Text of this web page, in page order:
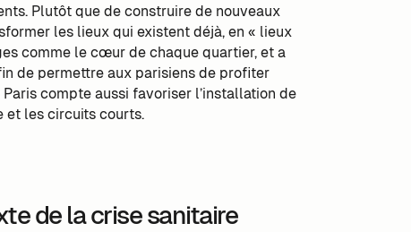
Plutôt que de construire de nouveaux
les lieux qui existent déjà, en « lieux
comme le cœur de chaque quartier, et a
de permettre aux parisiens de profiter
compte aussi favoriser l’installation de
et les circuits courts.
de la crise sanitaire